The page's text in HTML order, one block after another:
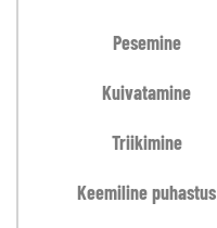
Pesemine
Kuivatamine
Triikimine
Keemiline puhastus